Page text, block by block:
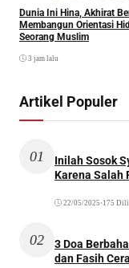
Dunia Ini Hina, Akhirat
Membangun Orientasi
Seorang Muslim
3 jam lalu
Artikel Populer
01
Inilah Sosok
Karena Salah
22/05/2025 •175
02
3 Doa
dan Fasih